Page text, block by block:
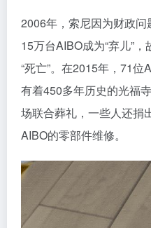
2006年，索尼因为财政
15万台AIBO成为“弃儿”
“死亡”。在2015年，71
有着450多年历史的光福
场联合葬礼，一些人还捐
AIBO的零部件维修。